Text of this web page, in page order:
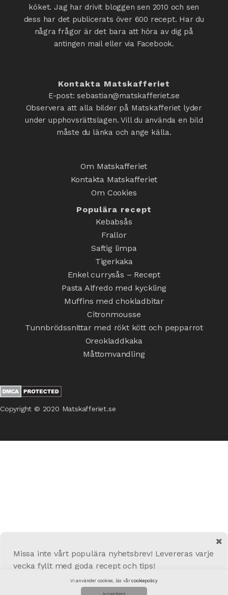
köket. Jag har drivit bloggen sen 2010 och sen
dess har det publicerats över 600 recept. Har du
några frågor är det bara att höra av dig på
antingen mail eller via Facebook.
Kontakta Matskafferiet
E-post: sebastian@matskafferiet.se
Observera att alla bilder på Matskafferiet lyder
under upphovsrättslagen. Vill du använda en bild
måste du länka och ange källa.
Om Matskafferiet
Kontakta Matskafferiet
Om Cookies
Populära recept
Kebabsås
Frallor
Saftig limpa
Tigerkaka
Enkel currysås – Recept
Pasta Alfredo med kyckling
Muffins med chokladbitar
Citronmousse
Tunnbrödssnittar med rökt kött och pepparrot
Oreokladdkaka
Måttomvandling
Copyright © 2020 Matskafferiet.se
Missa inte vårt populära nyhetsbrev! Levereras varje
vecka fyllt med goda recept och tips!
Vi använder cookies, läs vårcookiepolicy
Acceptera